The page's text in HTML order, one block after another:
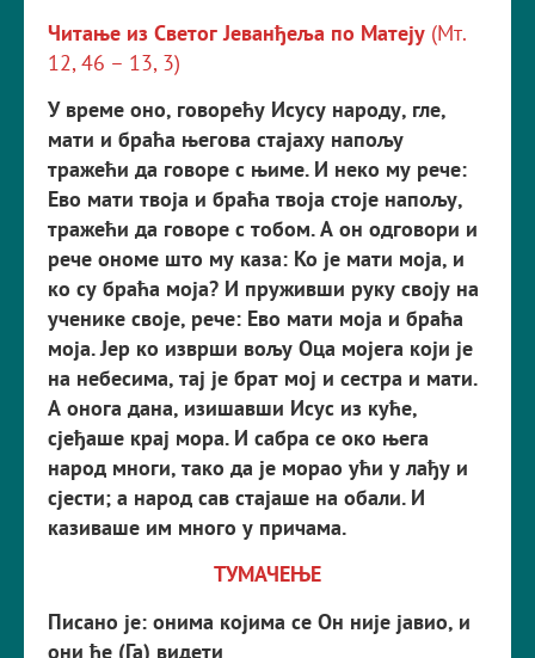
Читање из Светог Јеванђеља по Матеју (Мт.
12, 46 – 13, 3)
У време оно, говорећу Исусу народу, гле,
мати и браћа његова стајаху напољу
тражећи да говоре с њиме. И неко му рече:
Ево мати твоја и браћа твоја стоје напољу,
тражећи да говоре с тобом. А он одговори и
рече ономе што му каза: Ко је мати моја, и
ко су браћа моја? И пруживши руку своју на
ученике своје, рече: Ево мати моја и браћа
моја. Јер ко изврши вољу Оца мојега који је
на небесима, тај је брат мој и сестра и мати.
А онога дана, изишавши Исус из куће,
сјеђаше крај мора. И сабра се око њега
народ многи, тако да је морао ући у лађу и
сјести; а народ сав стајаше на обали. И
казиваше им много у причама.
ТУМАЧЕЊЕ
Писано је: онима којима се Он није јавио, и
они ће (Га) видети